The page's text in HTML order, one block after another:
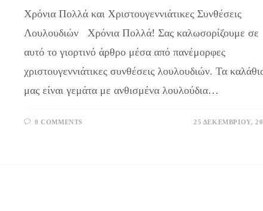
Χρόνια Πολλά και Χριστουγεννιάτικες Συνθέσεις
Λουλουδιών Χρόνια Πολλά! Σας καλωσορίζουμε σε
αυτό το γιορτινό άρθρο μέσα από πανέμορφες
χριστουγεννιάτικες συνθέσεις λουλουδιών. Τα
μας είναι γεμάτα με ανθισμένα λουλούδια…
0 COMMENTS 25 ΔΕΚΕΜΒΡΊΟΥ,